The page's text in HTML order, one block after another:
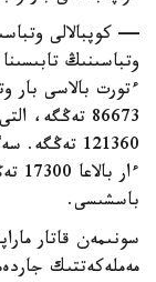
— كوپبالالى
وتباسىنىڭ
121360
باسشىسى.
سونىمەن قاتار
مەملەكەتتىك